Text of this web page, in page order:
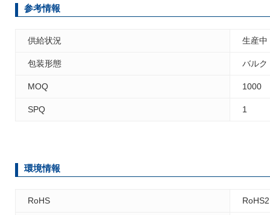
参考情報
供給状況 生産中
包装形態 バルク
MOQ 1000
SPQ 1
環境情報
RoHS